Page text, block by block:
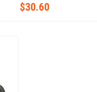
$30.60